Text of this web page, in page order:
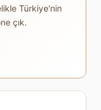
Türkiye'nin
çık.